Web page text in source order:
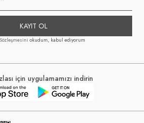
KAYIT OL
okudum, kabul ediyorum
için uygulamamızı indirin